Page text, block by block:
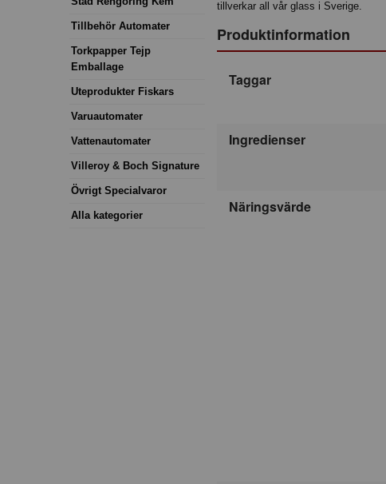
Tillbehör Automater
Torkpapper Tejp
Emballage
Uteprodukter Fiskars
Varuautomater
Vattenautomater
Villeroy & Boch Signature
Övrigt Specialvaror
Alla kategorier
tillverkar all vår glass i Sverige.
Produktinformation
Taggar
Ingredienser
Näringsvärde